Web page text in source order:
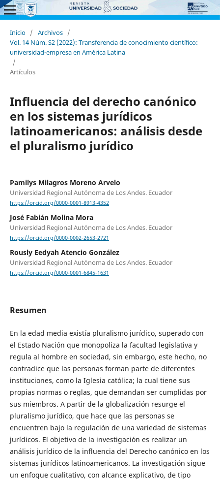
Inicio / Archivos /
Vol. 14 Núm. S2 (2022): Transferencia de conocimiento científico:
universidad-empresa en América Latina
/
Artículos
Influencia del derecho canónico
en los sistemas jurídicos
latinoamericanos: análisis desde
el pluralismo jurídico
Pamilys Milagros Moreno Arvelo
Universidad Regional Autónoma de Los Andes. Ecuador
https://orcid.org/0000-0001-8913-4352
José Fabián Molina Mora
Universidad Regional Autónoma de Los Andes. Ecuador
https://orcid.org/0000-0002-2653-2721
Rously Eedyah Atencio González
Universidad Regional Autónoma de Los Andes. Ecuador
https://orcid.org/0000-0001-6845-1631
Resumen
En la edad media existía pluralismo jurídico, superado con
el Estado Nación que monopoliza la facultad legislativa y
regula al hombre en sociedad, sin embargo, este hecho, no
contradice que las personas forman parte de diferentes
instituciones, como la Iglesia católica; la cual tiene sus
propias normas o reglas, que demandan ser cumplidas por
sus miembros. A partir de la globalización resurge el
pluralismo jurídico, que hace que las personas se
encuentren bajo la regulación de una variedad de sistemas
jurídicos. El objetivo de la investigación es realizar un
análisis jurídico de la influencia del Derecho canónico en los
sistemas jurídicos latinoamericanos. La investigación sigue
un enfoque cualitativo, con alcance explicativo, de tipo